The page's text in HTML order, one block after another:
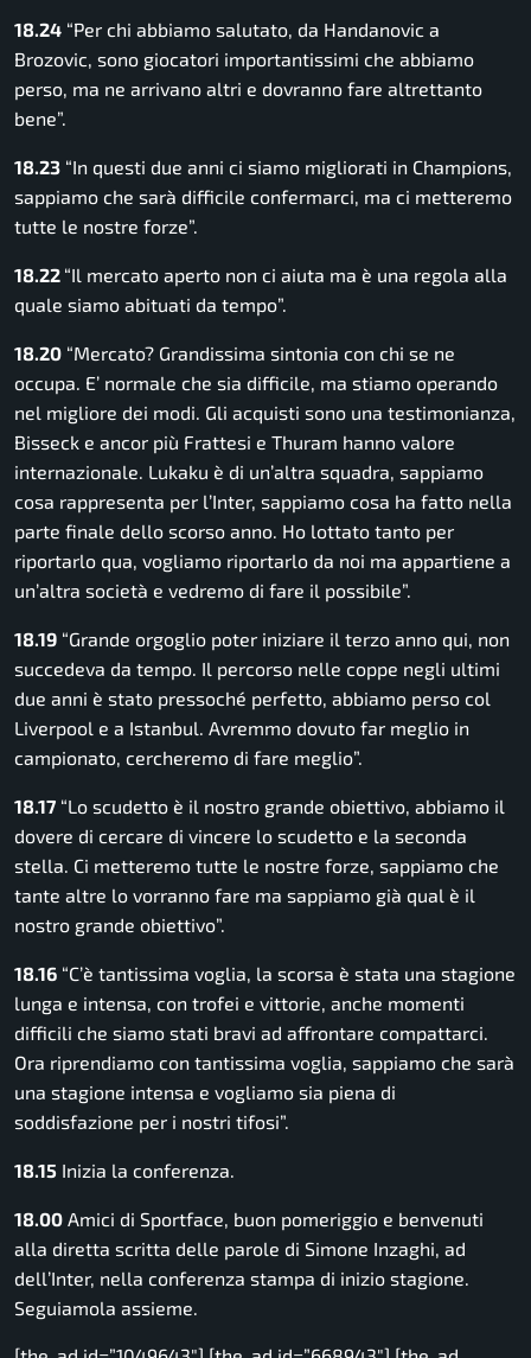
18.24 “Per chi abbiamo salutato, da Handanovic a
Brozovic, sono giocatori importantissimi che abbiamo
perso, ma ne arrivano altri e dovranno fare altrettanto
bene”.
18.23 “In questi due anni ci siamo migliorati in Champions,
sappiamo che sarà difficile confermarci, ma ci metteremo
tutte le nostre forze”.
18.22 “Il mercato aperto non ci aiuta ma è una regola alla
quale siamo abituati da tempo”.
18.20 “Mercato? Grandissima sintonia con chi se ne
occupa. E’ normale che sia difficile, ma stiamo operando
nel migliore dei modi. Gli acquisti sono una testimonianza,
Bisseck e ancor più Frattesi e Thuram hanno valore
internazionale. Lukaku è di un’altra squadra, sappiamo
cosa rappresenta per l’Inter, sappiamo cosa ha fatto nella
parte finale dello scorso anno. Ho lottato tanto per
riportarlo qua, vogliamo riportarlo da noi ma appartiene a
un’altra società e vedremo di fare il possibile”.
18.19 “Grande orgoglio poter iniziare il terzo anno qui, non
succedeva da tempo. Il percorso nelle coppe negli ultimi
due anni è stato pressoché perfetto, abbiamo perso col
Liverpool e a Istanbul. Avremmo dovuto far meglio in
campionato, cercheremo di fare meglio”.
18.17 “Lo scudetto è il nostro grande obiettivo, abbiamo il
dovere di cercare di vincere lo scudetto e la seconda
stella. Ci metteremo tutte le nostre forze, sappiamo che
tante altre lo vorranno fare ma sappiamo già qual è il
nostro grande obiettivo”.
18.16 “C’è tantissima voglia, la scorsa è stata una stagione
lunga e intensa, con trofei e vittorie, anche momenti
difficili che siamo stati bravi ad affrontare compattarci.
Ora riprendiamo con tantissima voglia, sappiamo che sarà
una stagione intensa e vogliamo sia piena di
soddisfazione per i nostri tifosi”.
18.15 Inizia la conferenza.
18.00 Amici di Sportface, buon pomeriggio e benvenuti
alla diretta scritta delle parole di Simone Inzaghi, ad
dell’Inter, nella conferenza stampa di inizio stagione.
Seguiamola assieme.